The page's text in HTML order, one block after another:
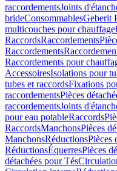
raccordementsJoints
brideConsommablesGeberit
multicouches pour chauffage
RaccordsRaccordements
Raccordements
Raccordements pour
AccessoiresIsolations pour
tubes et raccordsFixations
raccordementsPièces
raccordementsJoints
pour eau potableRaccords
RaccordsManchonsPièces
ManchonsRéductionsPièces
RéductionsÉquerresPièces
détachées pour Tés